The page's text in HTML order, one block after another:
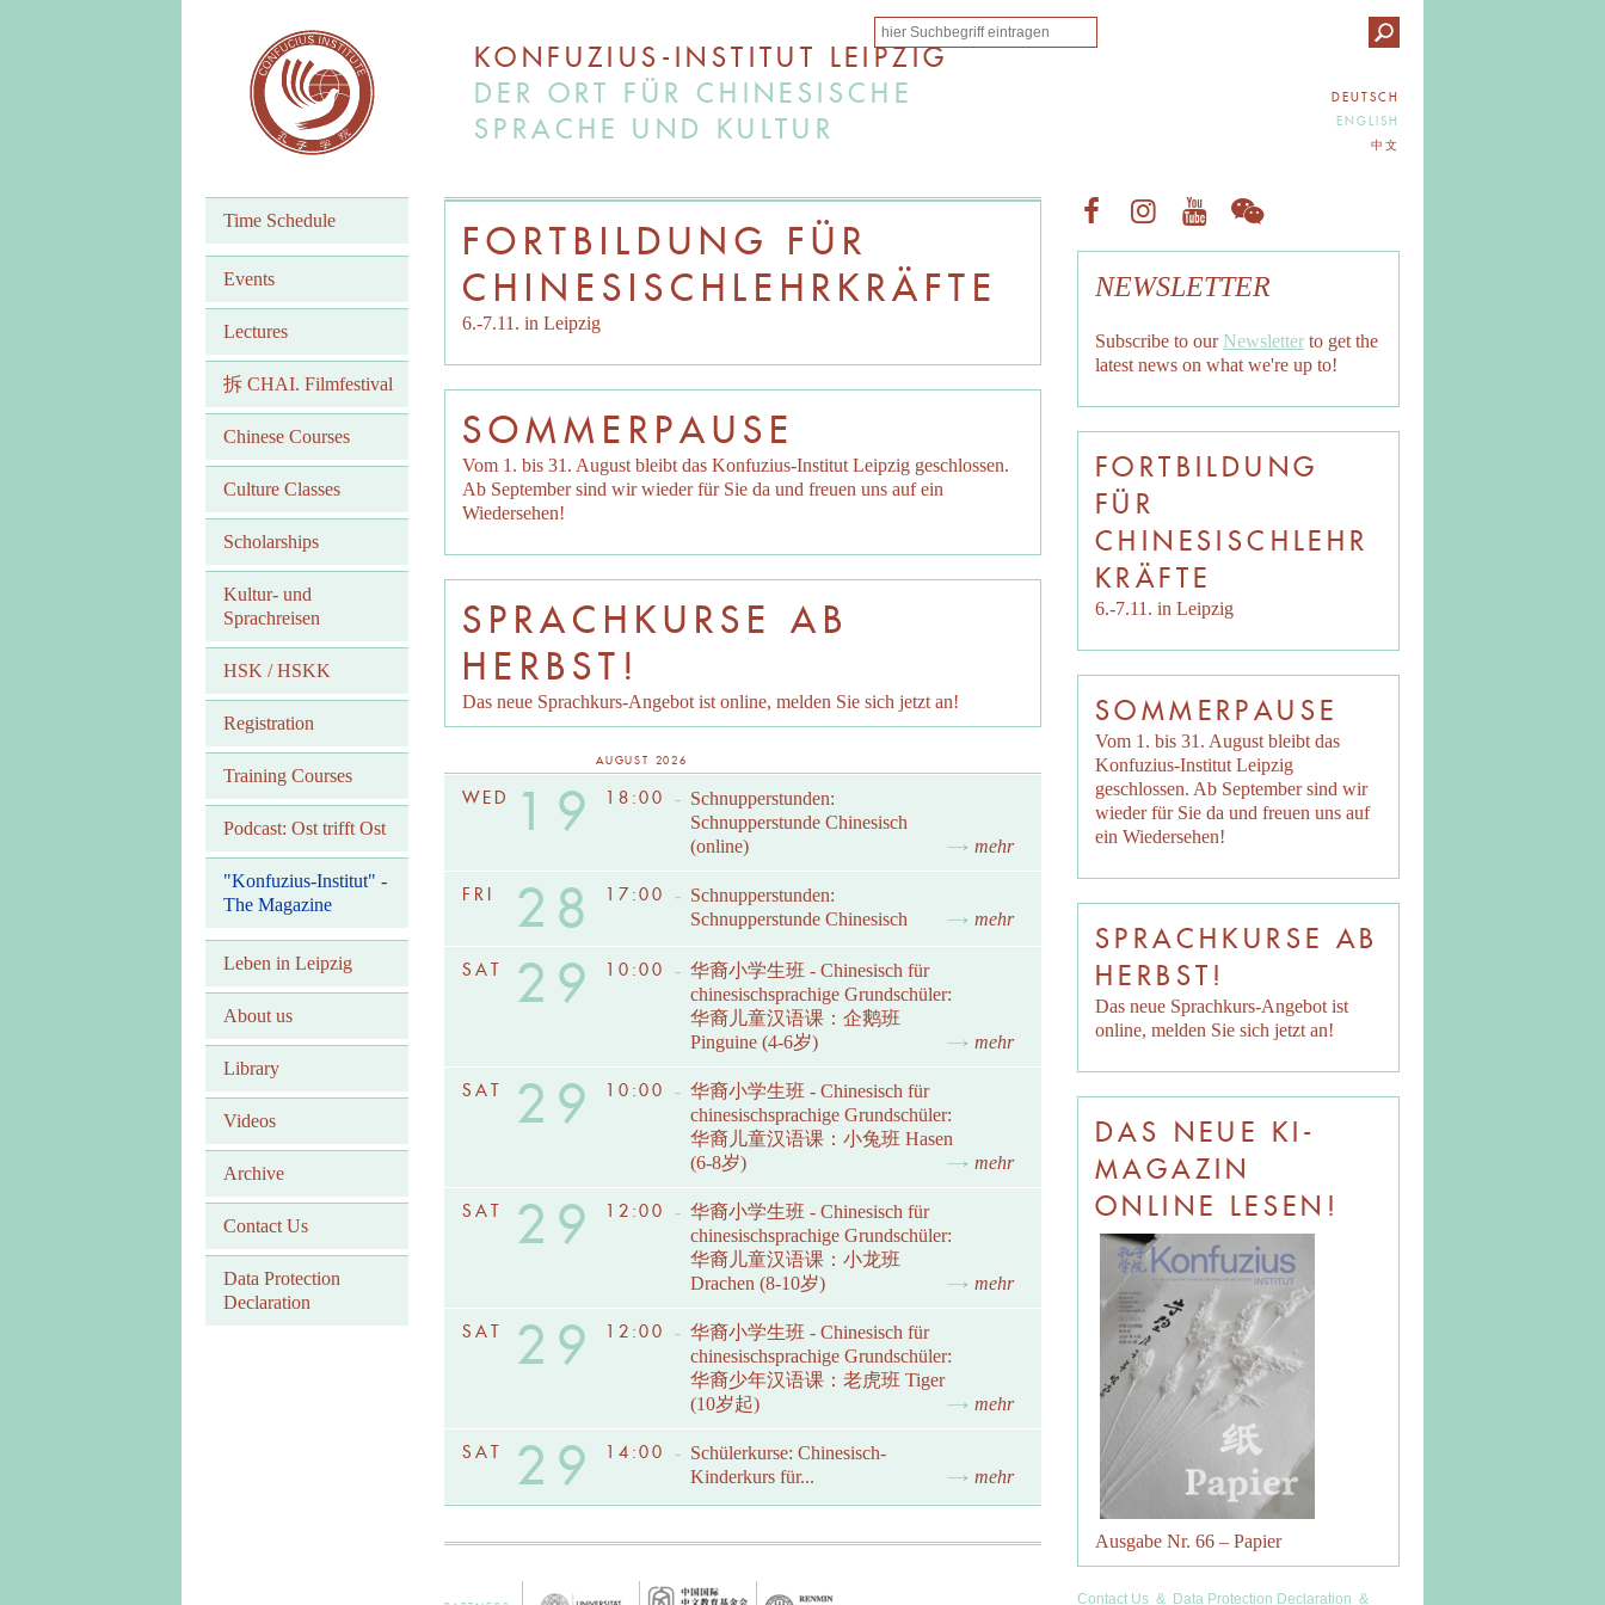
KONFUZIUS-INSTITUT LEIPZIG
DER ORT FÜR CHINESISCHE
SPRACHE UND KULTUR
DEUTSCH
ENGLISH
中文
Time Schedule
Events
Lectures
拆 CHAI. Filmfestival
Chinese Courses
Culture Classes
Scholarships
Kultur- und
Sprachreisen
HSK / HSKK
Registration
Training Courses
Podcast: Ost trifft Ost
"Konfuzius-Institut" -
The Magazine
Leben in Leipzig
About us
Library
Videos
Archive
Contact Us
Data Protection
Declaration
FORTBILDUNG FÜR
CHINESISCHLEHRKRÄFTE
6.-7.11. in Leipzig
SOMMERPAUSE
Vom 1. bis 31. August bleibt das Konfuzius-Institut Leipzig geschlossen.
Ab September sind wir wieder für Sie da und freuen uns auf ein
Wiedersehen!
SPRACHKURSE AB
HERBST!
Das neue Sprachkurs-Angebot ist online, melden Sie sich jetzt an!
AUGUST 2026
WED 19 18:00 - Schnupperstunden:
Schnupperstunde Chinesisch
(online)
mehr
FRI 28 17:00 - Schnupperstunden:
Schnupperstunde Chinesisch
mehr
SAT 29 10:00 - 华裔小学生班 - Chinesisch für
chinesischsprachige Grundschüler:
华裔儿童汉语课：企鹅班
Pinguine (4-6岁)
mehr
SAT 29 10:00 - 华裔小学生班 - Chinesisch für
chinesischsprachige Grundschüler:
华裔儿童汉语课：小兔班 Hasen
(6-8岁)
mehr
SAT 29 12:00 - 华裔小学生班 - Chinesisch für
chinesischsprachige Grundschüler:
华裔儿童汉语课：小龙班
Drachen (8-10岁)
mehr
SAT 29 12:00 - 华裔小学生班 - Chinesisch für
chinesischsprachige Grundschüler:
华裔少年汉语课：老虎班 Tiger
(10岁起)
mehr
SAT 29 14:00 - Schülerkurse: Chinesisch-
Kinderkurs für...
mehr
NEWSLETTER
Subscribe to our Newsletter to get the
latest news on what we're up to!
FORTBILDUNG
FÜR
CHINESISCHLEHR
KRÄFTE
6.-7.11. in Leipzig
SOMMERPAUSE
Vom 1. bis 31. August bleibt das
Konfuzius-Institut Leipzig
geschlossen. Ab September sind wir
wieder für Sie da und freuen uns auf
ein Wiedersehen!
SPRACHKURSE AB
HERBST!
Das neue Sprachkurs-Angebot ist
online, melden Sie sich jetzt an!
DAS NEUE KI-
MAGAZIN
ONLINE LESEN!
Ausgabe Nr. 66 – Papier
Contact Us & Data Protection Declaration &